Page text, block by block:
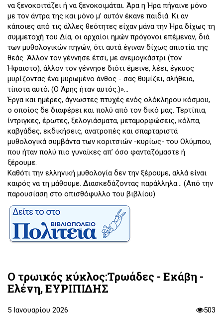
να ξενοκοιτάζει ή να ξενοκοιμάται. Άρα η Ήρα πήγαινε μόνο
με τον άντρα της και μόνο μ’ αυτόν έκανε παιδιά. Κι αν
κάποιες από τις άλλες θεότητες είχαν μάνα την Ήρα δίχως τη
συμμετοχή του Δία, οι αρχαίοι ημών πρόγονοι επέμεναν, διά
των μυθολογικών πηγών, ότι αυτά έγιναν δίχως απιστία της
θεάς. Άλλον τον γέννησε έτσι, με ανεμογκάστρι (τον
Ήφαιστο), άλλον τον γέννησε διότι έμεινε, λέει, έγκυος
μυρίζοντας ένα μυρωμένο άνθος - σας θυμίζει, αλήθεια,
τίποτα αυτό; (Ο Άρης ήταν αυτός.)»...
Έργα και ημέρες, άγνωστες πτυχές ενός ολόκληρου κόσμου,
ο οποίος δε διαφέρει και πολύ από τον δικό μας. Τερτίπια,
ίντριγκες, έρωτες, ξελογιάσματα, μεταμορφώσεις, κόλπα,
καβγάδες, εκδικήσεις, ανατροπές και σπαρταριστά
μυθολογικά συμβάντα των κοριτσιών -κυρίως- του Ολύμπου,
που ήταν πολύ πιο γυναίκες απ’ όσο φανταζόμαστε ή
ξέρουμε.
Καθότι την ελληνική μυθολογία δεν την ξέρουμε, αλλά είναι
καιρός να τη μάθουμε. Διασκεδάζοντας παράλληλα... (Από την
παρουσίαση στο οπισθόφυλλο του βιβλίου)
Ο τρωικός κύκλος:Τρωάδες - Εκάβη -
Ελένη, ΕΥΡΙΠΙΔΗΣ
5 Ιανουαρίου 2026 503